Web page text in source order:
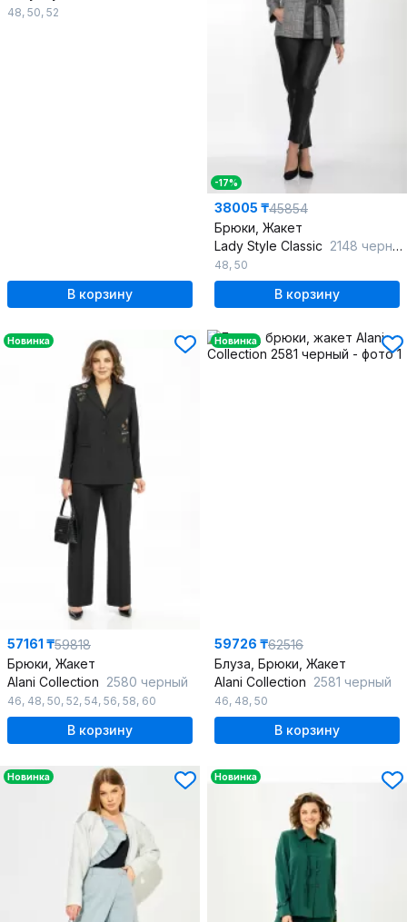
48, 50, 52
В корзину
-17%
38005 ₸45854
Брюки, Жакет
Lady Style Classic 2148 черный_с_серым
48, 50
В корзину
Новинка
57161 ₸59818
Брюки, Жакет
Alani Collection 2580 черный
46, 48, 50, 52, 54, 56, 58, 60
В корзину
Новинка
59726 ₸62516
Блуза, Брюки, Жакет
Alani Collection 2581 черный
46, 48, 50
В корзину
Новинка Новинка